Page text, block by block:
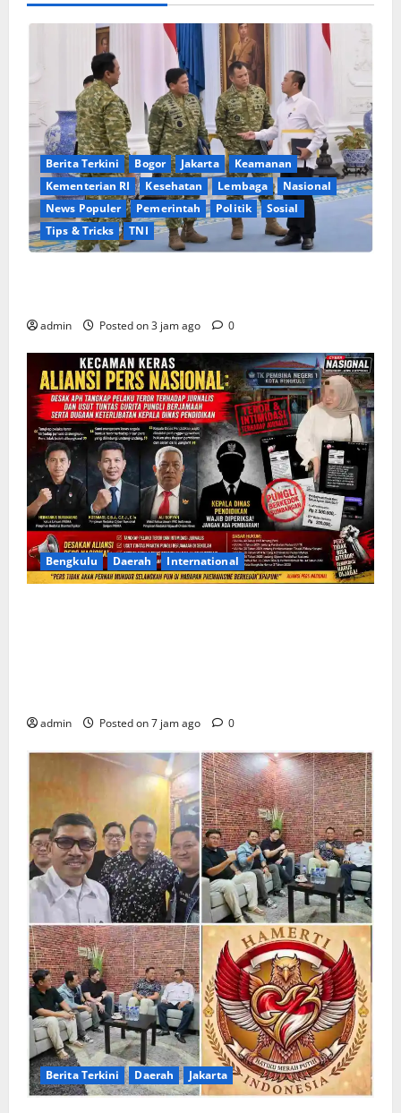
Berita Terkini Bogor Jakarta
Keamanan
Kementerian RI
Kesehatan Lembaga
Nasional
News Populer
Pemerintah Politik
Sosial
Tips & Tricks
TNI
admin Posted on 3 jam ago 0
Bengkulu Daerah International
admin Posted on 7 jam ago 0
Berita Terkini Daerah Jakarta